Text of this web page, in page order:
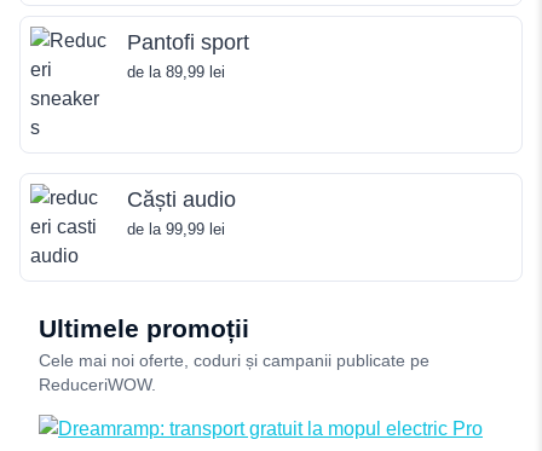
Pantofi sport
de la 89,99 lei
Căști audio
de la 99,99 lei
Ultimele promoții
Cele mai noi oferte, coduri și campanii publicate pe
ReduceriWOW.